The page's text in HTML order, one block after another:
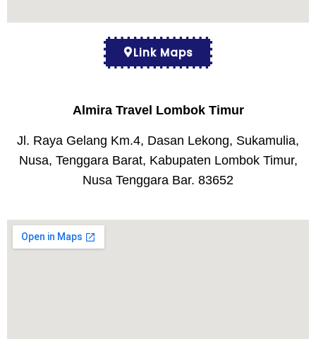
Link Maps
Almira Travel Lombok Timur
Jl. Raya Gelang Km.4, Dasan Lekong, Sukamulia,
Nusa, Tenggara Barat, Kabupaten Lombok Timur,
Nusa Tenggara Bar. 83652